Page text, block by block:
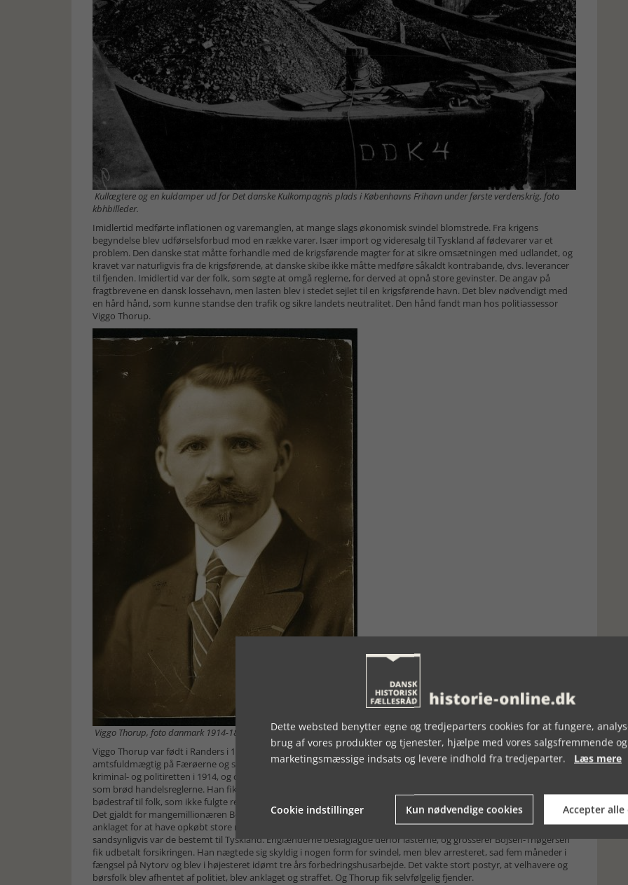
Kullægtere og en kuldamper ud for Det danske Kulkompagnis plads i Københavns Frihavn under første verdenskrig, foto
kbhbilleder.
Imidlertid medførte inflationen og varemanglen, at mange slags økonomisk svindel blomstrede. Fra krigens
begyndelse blev udførselsforbud mod en række varer. Især import og videresalg til Tyskland af fødevarer var et
problem. Den danske stat måtte forhandle med de krigsførende magter for at sikre omsætningen med udlandet, og
kravet var naturligvis fra de krigsførende, at danske skibe ikke måtte medføre såkaldt kontrabande, dvs. leverancer
til fjenden. Imidlertid var der folk, som søgte at omgå reglerne, for derved at opnå store gevinster. De angav på
fragtbrevene en dansk lossehavn, men lasten blev i stedet sejlet til en krigsførende havn. Det blev nødvendigt med
en hård hånd, som kunne standse den trafik og sikre landets neutralitet. Den hånd fandt man hos politiassessor
Viggo Thorup.
Viggo Thorup, foto danmark 1914-18.dk
Viggo Thorup var født i Randers i 1876, blev student og cand. jur. 1901. Han blev sagfører i København, derefter
amtsfuldmægtig på Færøerne og senere assistent ved sø- og handelsretten. Herefter blev han retsassessor i
kriminal- og politiretten i 1914, og det var i den stilling, han tog fat på at arrestere og anklage en række personer,
som brød handelsreglerne. Han fik hjælp af Rigsdagen, som i 1916 vedtog en lov, som gav mulighed for fængsel og
bødestraf til folk, som ikke fulgte reglerne. De fleste sager resulterede i bødestraffe, men enkelte endte med fængsel.
Det gjaldt for mangemillionæren Bojsen-Thøgersen, ejer af den smukke lystgård Frydenlund i Vedbæk. Han blev
anklaget for at have opkøbt store mængder fedt i USA. Ifølge papirerne skulle lasterne til Danmark, men
sandsynligvis var de bestemt til Tyskland. Englænderne beslaglagde derfor lasterne, og grosserer Bojsen-Thøgersen
fik udbetalt forsikringen. Han nægtede sig skyldig i nogen form for svindel, men blev arresteret, sad fem måneder i
fængsel på Nytorv og blev i højesteret idømt tre års forbedringshusarbejde. Det vakte stort postyr, at velhavere og
børsfolk blev afhentet af politiet, blev anklaget og straffet. Og Thorup fik selvfølgelig fjender.
Dette websted benytter egne og tredjeparters cookies for at fungere,
brug af vores produkter og tjenester, hjælpe med vores salgsfremmende og
marketingsmæssige indsats og levere indhold fra tredjeparter. Læs mere
Cookie indstillinger Kun nødvendige cookies Accepter alle